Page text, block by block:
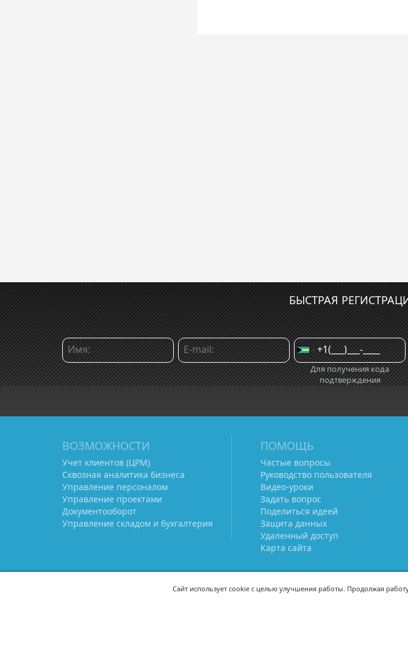
БЫСТРАЯ
Для получения кода
подтверждения
ВОЗМОЖНОСТИ
Учет клиентов (ЦРМ)
Сквозная аналитика бизнеса
Управление персоналом
Управление проектами
Документооборот
Управление складом и бухгалтерия
ПОМОЩЬ
Частые вопросы
Руководство пользователя
Видео-уроки
Задать вопрос
Поделиться идеей
Защита данных
Удаленный доступ
Карта сайта
Сайт использует cookie с целью улучшения работы. Продолжая